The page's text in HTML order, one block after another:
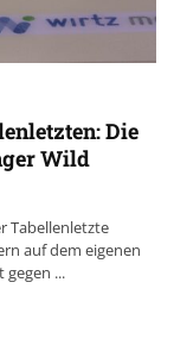
Die
Wild
Tabellenletzte
auf dem eigenen
gegen ...